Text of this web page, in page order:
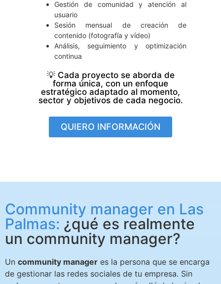
Gestión de comunidad y atención al
usuario
Sesión mensual de creación de
contenido (fotografía y vídeo)
Análisis, seguimiento y optimización
continua
💡 Cada proyecto se aborda de
forma única, con un enfoque
estratégico adaptado al momento,
sector y objetivos de cada negocio.
QUIERO INFORMACIÓN
Community manager en Las
Palmas: ¿qué es realmente
un community manager?
Un community manager es la persona que se encarga
de gestionar las redes sociales de tu empresa. Sin